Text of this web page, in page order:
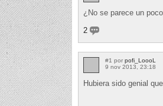
¿No se parece un
2
#1 por pofi_LoooL
9 nov 2013, 23:18
Hubiera sido genial